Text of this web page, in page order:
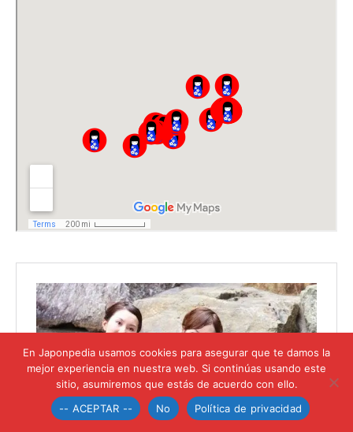
En Japonpedia usamos cookies para asegurar que te damos la
mejor experiencia en nuestra web. Si continúas usando este
sitio, asumiremos que estás de acuerdo con ello.
-- ACEPTAR --
No Política de privacidad